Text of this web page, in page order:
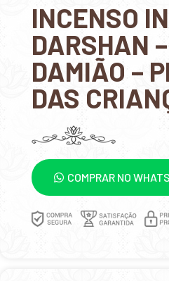
INCENSO
DARSHAN
DAMIÃO –
DAS
COMPRAR NO